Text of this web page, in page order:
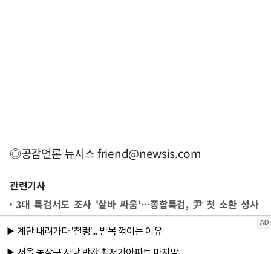
◎공감언론 뉴시스friend@newsis.com
관련기사
3대 특검서도 조사 '샅바 싸움'…종합특검, 尹 첫 소환 성사